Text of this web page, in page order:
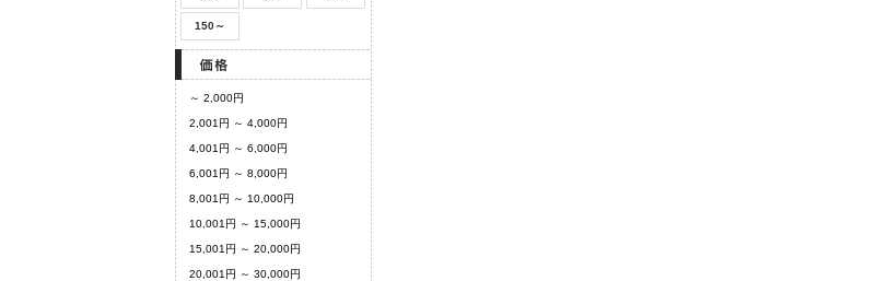
150～
～ 2,000円
2,001円 ～ 4,000円
4,001円 ～ 6,000円
6,001円 ～ 8,000円
8,001円 ～ 10,000円
10,001円 ～ 15,000円
15,001円 ～ 20,000円
20,001円 ～ 30,000円